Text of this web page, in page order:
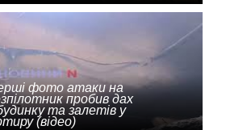
фото атаки на
пробив дах
та залетів у
(відео)